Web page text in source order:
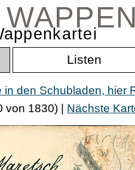
Listen
in den Schubladen, hier
von 1830) | Nächste